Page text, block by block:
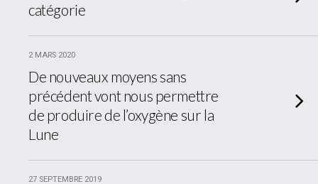
catégorie
2 MARS 2020
De nouveaux moyens sans
précédent vont nous permettre
de produire de l’oxygène sur la
Lune
27 SEPTEMBRE 2019